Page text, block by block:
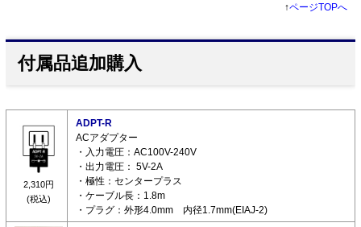
↑ページTOPへ
付属品追加購入
2,310円
(税込)
ADPT-R
ACアダプター
・入力電圧：AC100V-240V
・出力電圧： 5V-2A
・極性：センタープラス
・ケーブル長：1.8m
・プラグ：外形4.0mm 内径1.7mm(EIAJ-2)